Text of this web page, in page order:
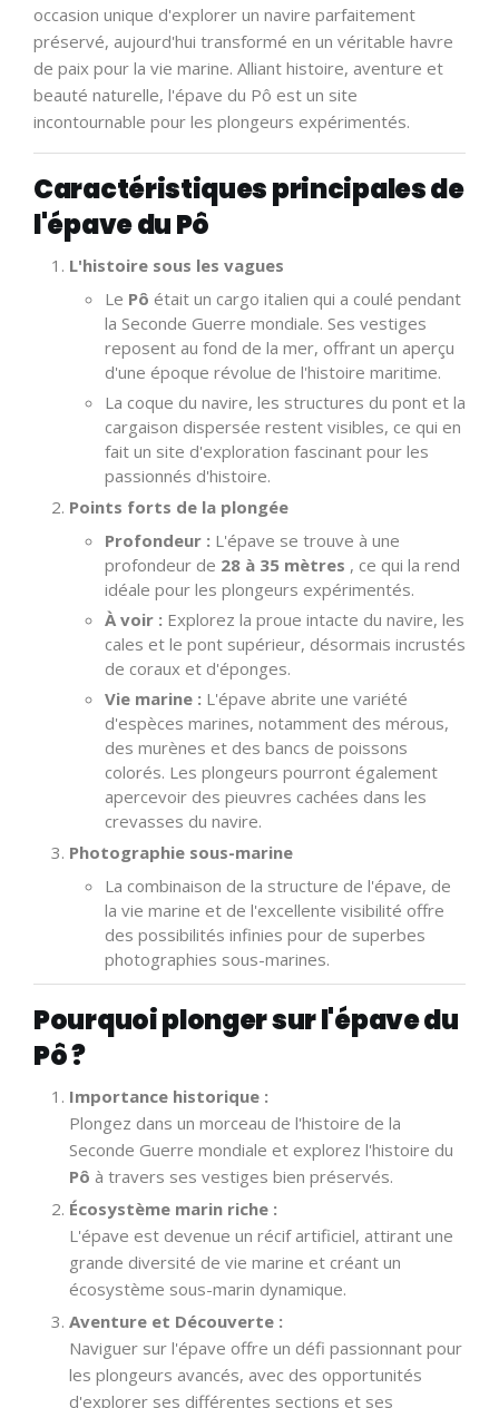
occasion unique d'explorer un navire parfaitement
préservé, aujourd'hui transformé en un véritable havre
de paix pour la vie marine. Alliant histoire, aventure et
beauté naturelle, l'épave du Pô est un site
incontournable pour les plongeurs expérimentés.
Caractéristiques principales de
l'épave du Pô
L'histoire sous les vagues
Le Pô était un cargo italien qui a coulé pendant
la Seconde Guerre mondiale. Ses vestiges
reposent au fond de la mer, offrant un aperçu
d'une époque révolue de l'histoire maritime.
La coque du navire, les structures du pont et la
cargaison dispersée restent visibles, ce qui en
fait un site d'exploration fascinant pour les
passionnés d'histoire.
Points forts de la plongée
Profondeur : L'épave se trouve à une
profondeur de 28 à 35 mètres , ce qui la rend
idéale pour les plongeurs expérimentés.
À voir : Explorez la proue intacte du navire, les
cales et le pont supérieur, désormais incrustés
de coraux et d'éponges.
Vie marine : L'épave abrite une variété
d'espèces marines, notamment des mérous,
des murènes et des bancs de poissons
colorés. Les plongeurs pourront également
apercevoir des pieuvres cachées dans les
crevasses du navire.
Photographie sous-marine
La combinaison de la structure de l'épave, de
la vie marine et de l'excellente visibilité offre
des possibilités infinies pour de superbes
photographies sous-marines.
Pourquoi plonger sur l'épave du
Pô ?
Importance historique :
Plongez dans un morceau de l'histoire de la
Seconde Guerre mondiale et explorez l'histoire du
Pô à travers ses vestiges bien préservés.
Écosystème marin riche :
L'épave est devenue un récif artificiel, attirant une
grande diversité de vie marine et créant un
écosystème sous-marin dynamique.
Aventure et Découverte :
Naviguer sur l'épave offre un défi passionnant pour
les plongeurs avancés, avec des opportunités
d'explorer ses différentes sections et ses